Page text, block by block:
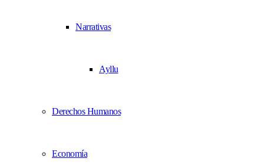
Narrativas
Ayllu
Derechos Humanos
Economía